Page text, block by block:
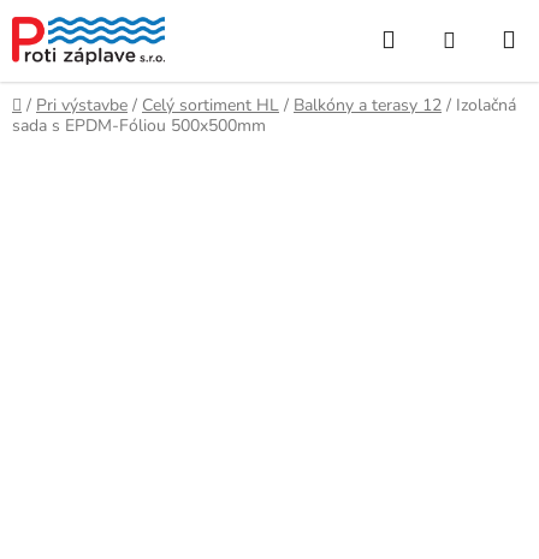
obsah
Hľadať
KOŠÍK
Domov
/ Pri výstavbe / Celý sortiment HL / Balkóny a terasy 12 / Izolačná
sada s EPDM-Fóliou 500x500mm